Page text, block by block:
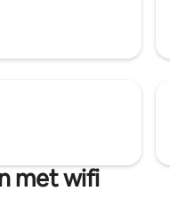
met wifi